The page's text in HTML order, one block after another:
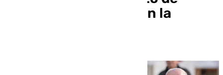
menores migrantes en la